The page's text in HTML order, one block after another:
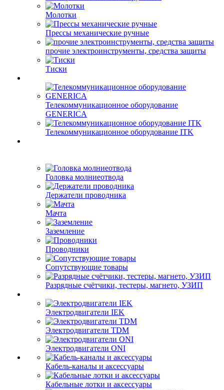
Молотки
Прессы механические ручные
прочие электроинструменты, средства защиты
Тиски
Телекоммуникационное оборудование
GENERICA
Телекоммуникационное оборудование ITK
Головка молниеотвода
Держатели проводника
Мачта
Заземление
Проводники
Сопутствующие товары
Разрядные счётчики, тестеры, магнето, УЗИП
Электродвигатели IEK
Электродвигатели TDM
Электродвигатели ONI
Кабель-каналы и аксессуары
Кабельные лотки и аксессуары